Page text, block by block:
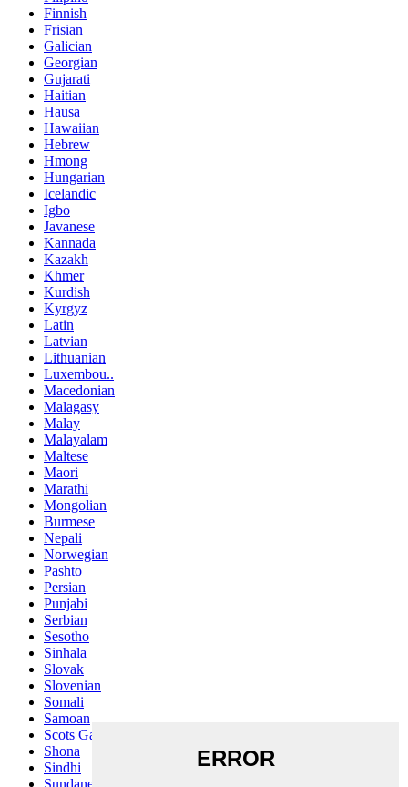
Finnish
Frisian
Galician
Georgian
Gujarati
Haitian
Hausa
Hawaiian
Hebrew
Hmong
Hungarian
Icelandic
Igbo
Javanese
Kannada
Kazakh
Khmer
Kurdish
Kyrgyz
Latin
Latvian
Lithuanian
Luxembou..
Macedonian
Malagasy
Malay
Malayalam
Maltese
Maori
Marathi
Mongolian
Burmese
Nepali
Norwegian
Pashto
Persian
Punjabi
Serbian
Sesotho
Sinhala
Slovak
Slovenian
Somali
Samoan
Scots Gaelic
Shona
Sindhi